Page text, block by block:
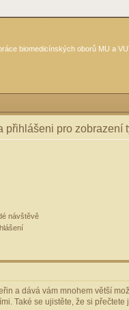
biomedicínských oborů MU a
přihlášeni pro zobrazení
návštěvě
a dává vám mnohem větší
Také se ujistěte, že si přečtete